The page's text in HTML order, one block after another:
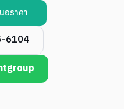
อราคา
6104